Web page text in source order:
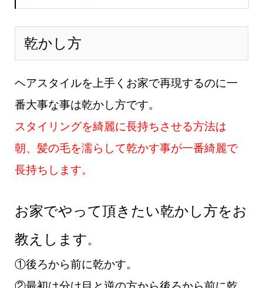
乾かし方
ヘアスタイルを上手くお家で再現するのに一
番大事な事は乾かし方です。
スタイリングを綺麗に長持ちさせる方法は
朝、髪の毛を濡らして乾かす事が一番綺麗で
長持ちします。
お家でやって頂きたい乾かし方をお
教えします。
①後ろから前に乾かす。